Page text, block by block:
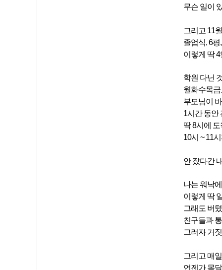
무슨 일이
그리고 11
졸업식, 6
이렇게 딱
학원 다닌
월화수목
부모님이
1시간 동안
딱 8시에
10시 ~ 11
안 잤다간
나는 워낙
이렇게 딱
그래도 버
친구들과
그러자 거
그리고 매
언젠가 목